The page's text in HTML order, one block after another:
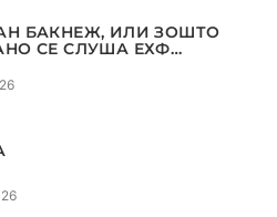
БАКНЕЖ, ИЛИ ЗОШТО
СЕ СЛУША ЕХФ